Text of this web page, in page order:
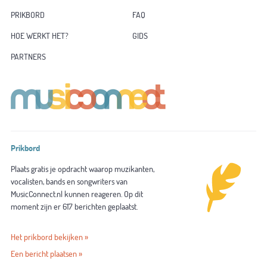
PRIKBORD
FAQ
HOE WERKT HET?
GIDS
PARTNERS
Prikbord
Plaats gratis je opdracht waarop muzikanten,
vocalisten, bands en songwriters van
MusicConnect.nl kunnen reageren. Op dit
moment zijn er 617 berichten geplaatst.
Het prikbord bekijken »
Een bericht plaatsen »